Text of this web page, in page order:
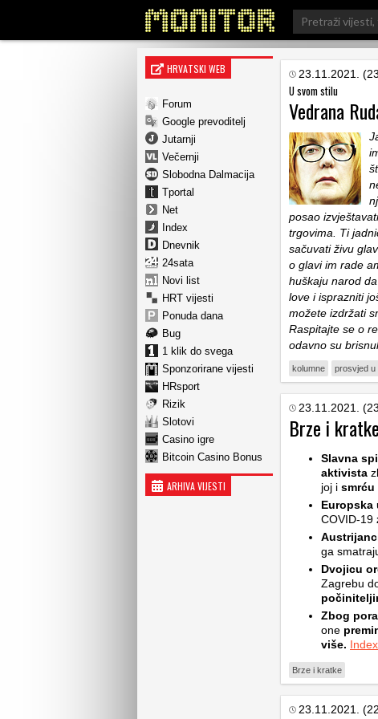
Search
for:
HRVATSKI WEB
Forum
Google prevoditelj
Jutarnji
Večernji
Slobodna Dalmacija
Tportal
Net
Index
Dnevnik
24sata
Novi list
HRT vijesti
Ponuda dana
Bug
1 klik do svega
Sponzorirane vijesti
HRsport
Rizik
Slotovi
Casino igre
Bitcoin Casino Bonus
ARHIVA VIJESTI
23.11.2021.
U svom stilu
Vedrana
posao
trgovima. Ti
sačuvati živu
o glavi im rade
huškaju narod
love i isprazniti
možete izdržati
Raspitajte se o
odavno su
kolumne prosvjed u
23.11.2021.
Brze i kratke
Slavna
aktivista
joj i smrću
Europska
COVID-19
ga
Dvojicu
Zagrebu
Zbog
one
više. Index
Brze i kratke
23.11.2021.